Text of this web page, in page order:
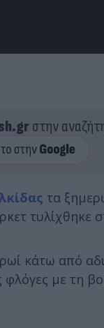
στην
τα
τυλίχθηκε
κάτω από
με τη